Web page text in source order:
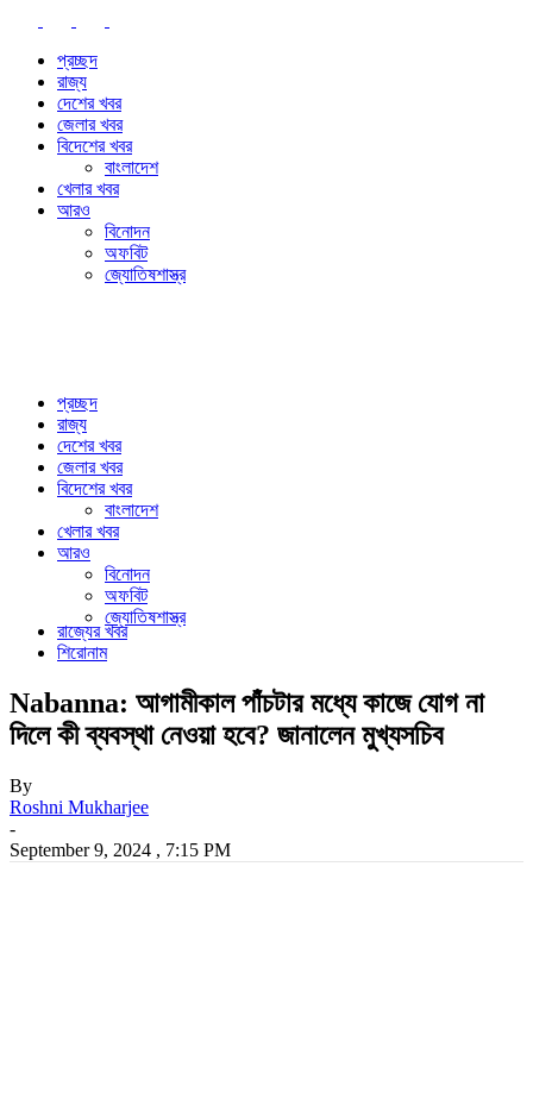
প্রচ্ছদ
রাজ্য
দেশের খবর
জেলার খবর
বিদেশের খবর
বাংলাদেশ
খেলার খবর
আরও
বিনোদন
অফবিট
জ্যোতিষশাস্ত্র
প্রচ্ছদ
রাজ্য
দেশের খবর
জেলার খবর
বিদেশের খবর
বাংলাদেশ
খেলার খবর
আরও
বিনোদন
অফবিট
জ্যোতিষশাস্ত্র
রাজ্যের খবর
শিরোনাম
Nabanna: আগামীকাল পাঁচটার মধ্যে কাজে যোগ না
দিলে কী ব্যবস্থা নেওয়া হবে? জানালেন মুখ্যসচিব
By
Roshni Mukharjee
-
September 9, 2024 , 7:15 PM